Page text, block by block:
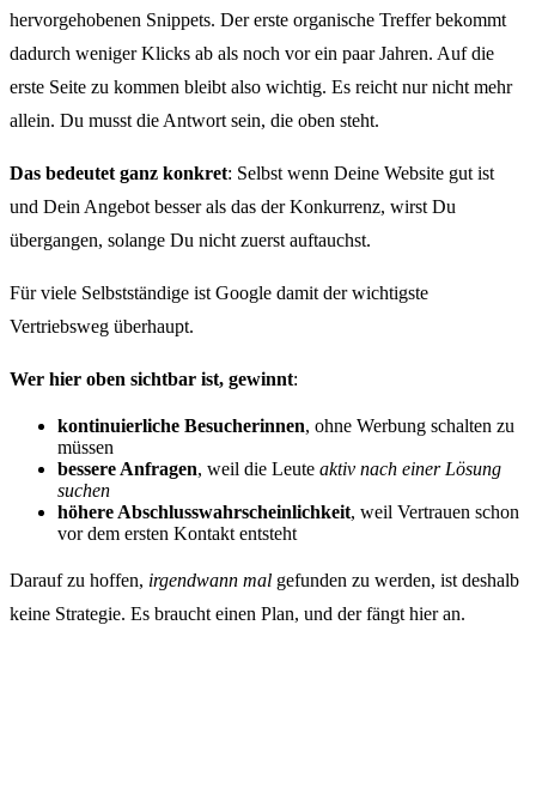
hervorgehobenen Snippets. Der erste organische Treffer bekommt
dadurch weniger Klicks ab als noch vor ein paar Jahren. Auf die
erste Seite zu kommen bleibt also wichtig. Es reicht nur nicht mehr
allein. Du musst die Antwort sein, die oben steht.
Das bedeutet ganz konkret: Selbst wenn Deine Website gut ist
und Dein Angebot besser als das der Konkurrenz, wirst Du
übergangen, solange Du nicht zuerst auftauchst.
Für viele Selbstständige ist Google damit der wichtigste
Vertriebsweg überhaupt.
Wer hier oben sichtbar ist, gewinnt:
kontinuierliche Besucherinnen, ohne Werbung schalten zu
müssen
bessere Anfragen, weil die Leute aktiv nach einer Lösung
suchen
höhere Abschlusswahrscheinlichkeit, weil Vertrauen schon
vor dem ersten Kontakt entsteht
Darauf zu hoffen, irgendwann mal gefunden zu werden, ist deshalb
keine Strategie. Es braucht einen Plan, und der fängt hier an.